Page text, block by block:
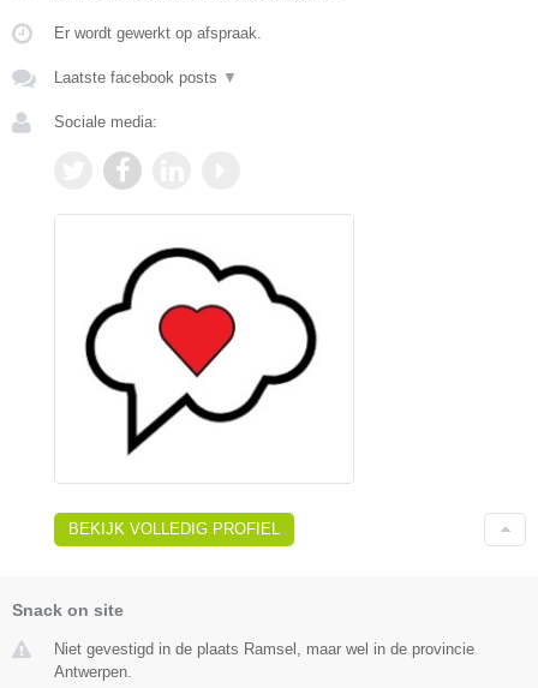
Er wordt gewerkt op afspraak.
Laatste facebook posts ▼
Sociale media:
BEKIJK VOLLEDIG PROFIEL
Snack on site
Niet gevestigd in de plaats Ramsel, maar wel in de provincie
Antwerpen.